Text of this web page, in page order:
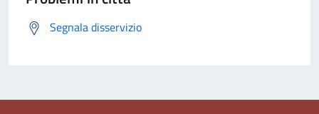
Segnala disservizio